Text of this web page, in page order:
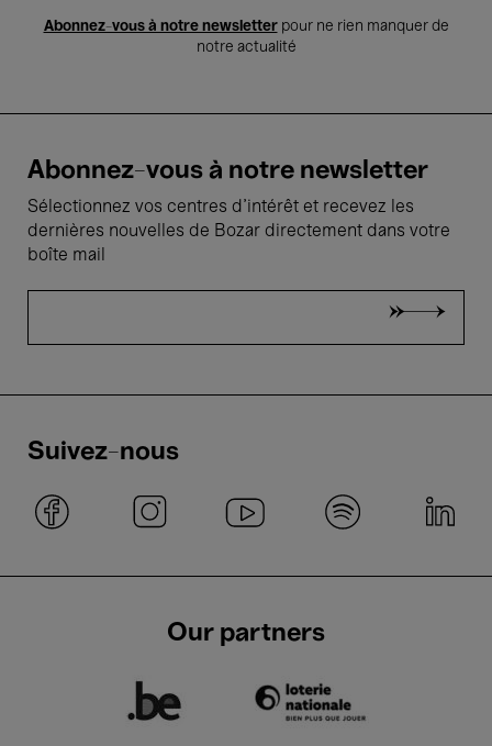
Abonnez-vous à notre newsletterpour ne rien manquer de
notre actualité
Abonnez-vous à notre newsletter
Sélectionnez vos centres d'intérêt et recevez les
dernières nouvelles de Bozar directement dans votre
boîte mail
Suivez-nous
Our partners